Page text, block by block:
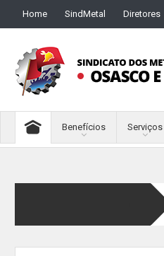
Home SindMetal Diretores
Benefícios Serviços